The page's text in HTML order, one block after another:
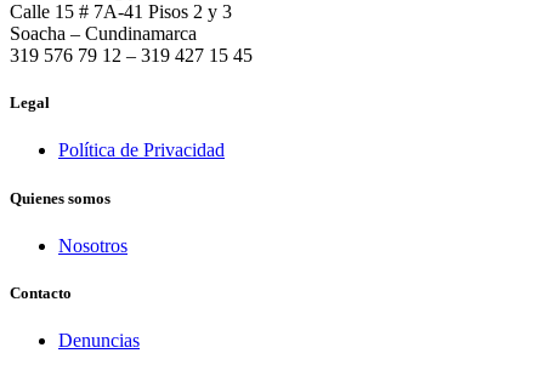
Calle 15 # 7A-41 Pisos 2 y 3
Soacha – Cundinamarca
319 576 79 12 – 319 427 15 45
Legal
Política de Privacidad
Quienes somos
Nosotros
Contacto
Denuncias